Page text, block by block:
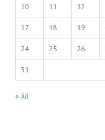
10 11 12
17 18 19
24 25 26
31
« Jul